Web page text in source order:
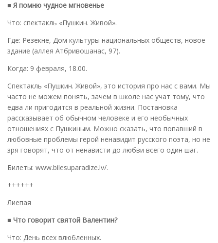
■ Я помню чудное мгновенье
Что: спектакль «Пушкин. Живой».
Где: Резекне, Дом культуры национальных обществ, новое
здание (аллея Атбривошанас, 97).
Когда: 9 февраля, 18.00.
Спектакль «Пушкин. Живой», это история про нас с вами. Мы
часто не можем понять, зачем в школе нас учат тому, что
едва ли пригодится в реальной жизни. Постановка
рассказывает об обычном человеке и его необычных
отношениях с Пушкиным. Можно сказать, что попавший в
любовные проблемы герой ненавидит русского поэта, но не
зря говорят, что от ненависти до любви всего один шаг.
Билеты: www.bilesuparadize.lv/.
++++++
Лиепая
■ Что говорит святой Валентин?
Что: День всех влюбленных.